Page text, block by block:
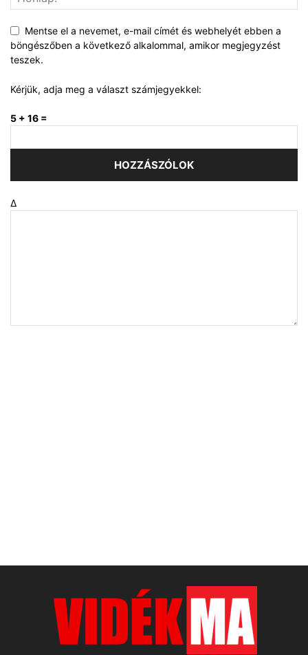
Mentse el a nevemet, e-mail címét és webhelyét ebben a
böngészőben a következő alkalommal, amikor megjegyzést
teszek.
Kérjük, adja meg a választ számjegyekkel:
5 + 16 =
Δ